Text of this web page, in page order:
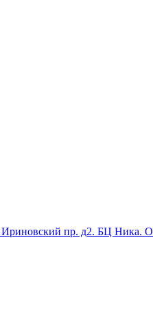
Ириновский пр. д2. БЦ Ника.